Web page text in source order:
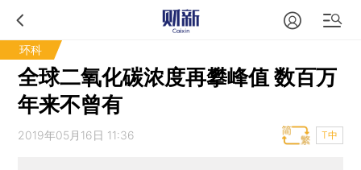
环科
全球二氧化碳浓度再攀峰值 数百万
年来不曾有
2019年05月16日 11:36 T中